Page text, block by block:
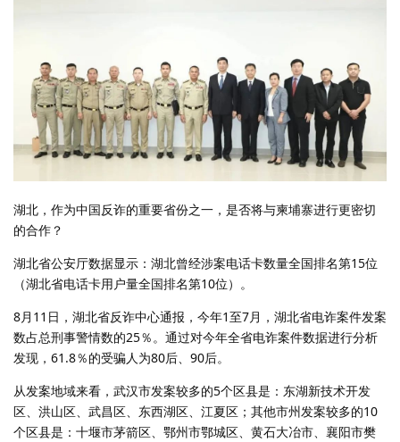
湖北，作为中国反诈的重要省份之一，是否将与柬埔寨进行更密切
的合作？
湖北省公安厅数据显示：湖北曾经涉案电话卡数量全国排名第15位
（湖北省电话卡用户量全国排名第10位）。
8月11日，湖北省反诈中心通报，今年1至7月，湖北省电诈案件发案
数占总刑事警情数的25％。通过对今年全省电诈案件数据进行分析
发现，61.8％的受骗人为80后、90后。
从发案地域来看，武汉市发案较多的5个区县是：东湖新技术开发
区、洪山区、武昌区、东西湖区、江夏区；其他市州发案较多的10
个区县是：十堰市茅箭区、鄂州市鄂城区、黄石大冶市、襄阳市樊